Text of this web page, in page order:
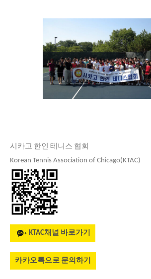
시카고 한인 테니스 협회
Korean Tennis Association of Chicago(KTAC)
KTAC채널 바로가기
카카오톡으로 문의하기